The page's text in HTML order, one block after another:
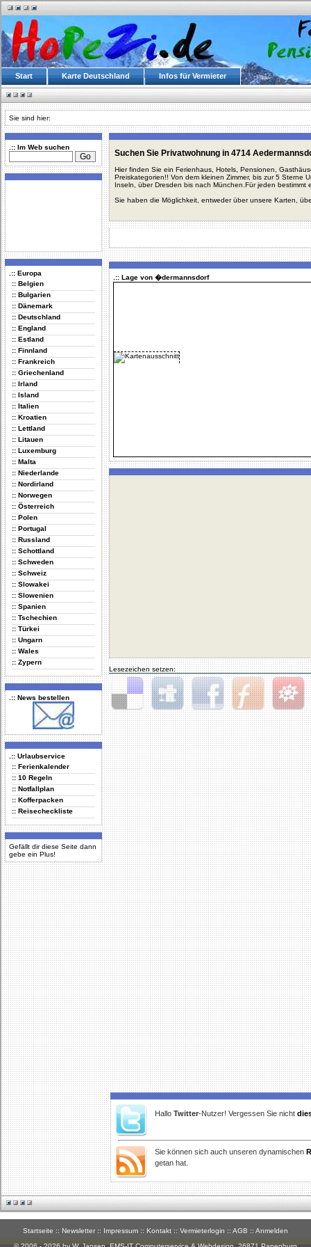
Start Karte Deutschland Infos für Vermieter
Sie sind hier:
.:: Im Web suchen
.:: Europa
:: Belgien
:: Bulgarien
:: Dänemark
:: Deutschland
:: England
:: Estland
:: Finnland
:: Frankreich
:: Griechenland
:: Irland
:: Island
:: Italien
:: Kroatien
:: Lettland
:: Litauen
:: Luxemburg
:: Malta
:: Niederlande
:: Nordirland
:: Norwegen
:: Österreich
:: Polen
:: Portugal
:: Russland
:: Schottland
:: Schweden
:: Schweiz
:: Slowakei
:: Slowenien
:: Spanien
:: Tschechien
:: Türkei
:: Ungarn
:: Wales
:: Zypern
.:: News bestellen
.:: Urlaubservice
:: Ferienkalender
:: 10 Regeln
:: Notfallplan
:: Kofferpacken
:: Reisecheckliste
Gefällt dir diese Seite dann
gebe ein Plus!
Suchen Sie Privatwohnung in 4714
Hier finden Sie ein Ferienhaus, Hotels, Pensionen,
Preiskategorien!! Von dem kleinen Zimmer, bis zur 5 Sterne
Inseln, über Dresden bis nach München.Für jeden bestimmt
Sie haben die Möglichkeit, entweder über unsere Karten,
.:: Lage von �dermannsdorf
Lesezeichen setzen:
Delicious Digg Facebook Furl StudiVZ
Hallo Twitter-Nutzer! Vergessen Sie nicht
Sie können sich auch unseren dynamischen
getan hat.
Startseite :: Newsletter :: Impressum :: Kontakt :: Vermieterlogin :: AGB :: Anmelden